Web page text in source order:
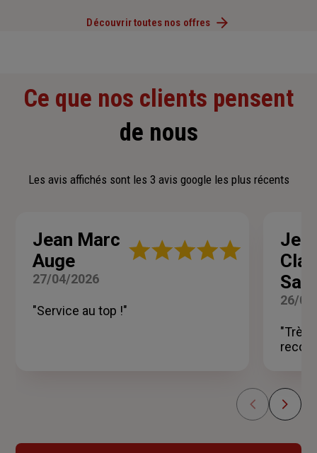
Découvrir toutes nos offres
Ce que nos clients pensent
de nous
Les avis affichés sont les 3 avis google les plus récents
Jean Marc
Auge
Note
27/04/2026
"Service au top !"
26/
"Très